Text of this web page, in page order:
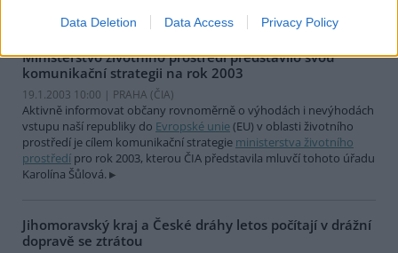
Data Deletion Data Access Privacy Policy
Ministerstvo životního prostředí představilo svou
komunikační strategii na rok 2003
19.1.2003 10:00 | PRAHA (ČIA)
Aktivně informovat občany rovnoměrně o výhodách i nevýhodách
vstupu naší republiky do Evropské unie(EU) v oblasti životního
prostředí je cílem komunikační strategie ministerstva životního
prostředí pro rok 2003, kterou ČIA představila mluvčí tohoto úřadu
Karolína Šůlová.
Jihomoravský kraj a České dráhy letos počítají v drážní
dopravě se ztrátou